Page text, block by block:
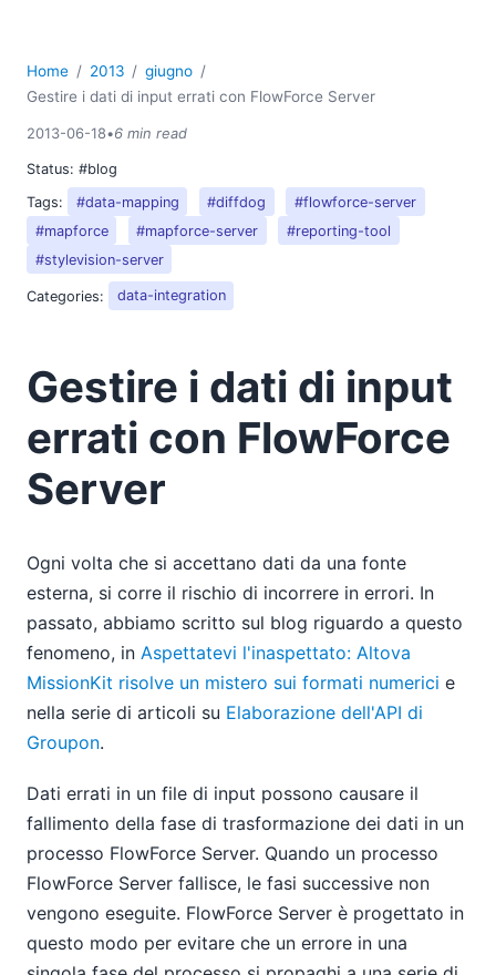
Home 2013
giugno
Gestire i dati di input errati con FlowForce Server
2013-06-18•6 min read
Status: #blog
Tags:
#data-mapping #diffdog
#flowforce-server
#mapforce
#mapforce-server
#reporting-tool
#stylevision-server
Categories: data-integration
Gestire i dati di input
errati con FlowForce
Server
Ogni volta che si accettano dati da una fonte
esterna, si corre il rischio di incorrere in errori. In
passato, abbiamo scritto sul blog riguardo a questo
fenomeno, in Aspettatevi l'inaspettato: Altova
MissionKit risolve un mistero sui formati numerici e
nella serie di articoli su Elaborazione dell'API di
Groupon.
Dati errati in un file di input possono causare il
fallimento della fase di trasformazione dei dati in un
processo FlowForce Server. Quando un processo
FlowForce Server fallisce, le fasi successive non
vengono eseguite. FlowForce Server è progettato in
questo modo per evitare che un errore in una